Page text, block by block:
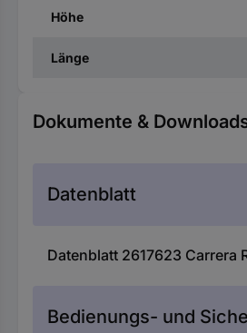
Höhe
Länge
Dokumente &
Datenblatt
Datenblatt 2617623 Carrera
Bedienungs- und